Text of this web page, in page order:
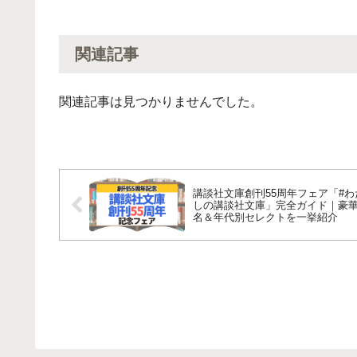
関連記事
関連記事は見つかりませんでした。
講談社文庫創刊55周年フェア「#わ
しの講談社文庫」完全ガイド｜豪
名＆年代別セレクトを一挙紹介